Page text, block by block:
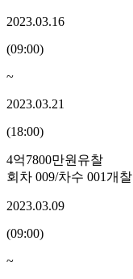
2023.03.16
(09:00)
~
2023.03.21
(18:00)
4억7800만원 유찰
회차 009/차수 001개찰
2023.03.09
(09:00)
~